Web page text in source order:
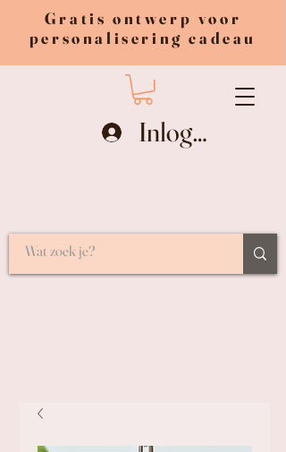
Gratis ontwerp voor
personalisering cadeau
Inloggen